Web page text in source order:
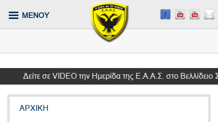
Παράκαμψη
προς
το
κυρίως
περιεχόμενο
ΜΕΝΟΥ
Δείτε σε VIDEO την Ημερίδα της Ε.Α.Α.Σ. στο Βελλίδειο
ΑΡΧΙΚΗ